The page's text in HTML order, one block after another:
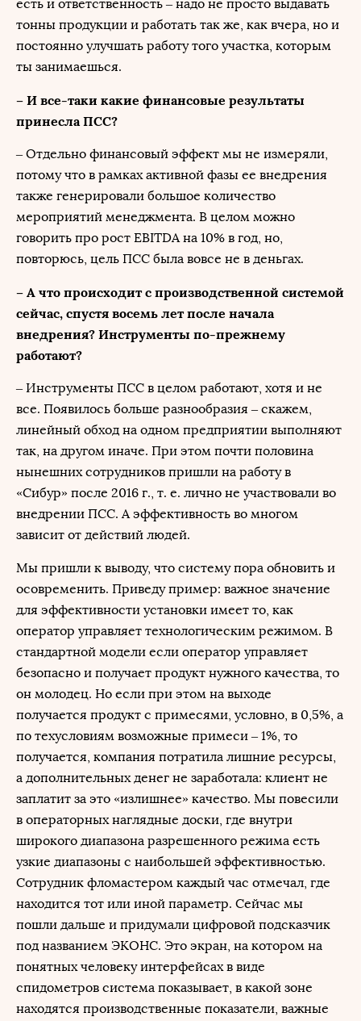
есть и ответственность – надо не просто выдавать
тонны продукции и работать так же, как вчера, но и
постоянно улучшать работу того участка, которым
ты занимаешься.
– И все-таки какие финансовые результаты
принесла ПСС?
– Отдельно финансовый эффект мы не измеряли,
потому что в рамках активной фазы ее внедрения
также генерировали большое количество
мероприятий менеджмента. В целом можно
говорить про рост EBITDA на 10% в год, но,
повторюсь, цель ПСС была вовсе не в деньгах.
– А что происходит с производственной системой
сейчас, спустя восемь лет после начала
внедрения? Инструменты по-прежнему
работают?
– Инструменты ПСС в целом работают, хотя и не
все. Появилось больше разнообразия – скажем,
линейный обход на одном предприятии выполняют
так, на другом иначе. При этом почти половина
нынешних сотрудников пришли на работу в
«Сибур» после 2016 г., т. е. лично не участвовали во
внедрении ПСС. А эффективность во многом
зависит от действий людей.
Мы пришли к выводу, что систему пора обновить и
осовременить. Приведу пример: важное значение
для эффективности установки имеет то, как
оператор управляет технологическим режимом. В
стандартной модели если оператор управляет
безопасно и получает продукт нужного качества, то
он молодец. Но если при этом на выходе
получается продукт с примесями, условно, в 0,5%, а
по техусловиям возможные примеси – 1%, то
получается, компания потратила лишние ресурсы,
а дополнительных денег не заработала: клиент не
заплатит за это «излишнее» качество. Мы повесили
в операторных наглядные доски, где внутри
широкого диапазона разрешенного режима есть
узкие диапазоны с наибольшей эффективностью.
Сотрудник фломастером каждый час отмечал, где
находится тот или иной параметр. Сейчас мы
пошли дальше и придумали цифровой подсказчик
под названием ЭКОНС. Это экран, на котором на
понятных человеку интерфейсах в виде
спидометров система показывает, в какой зоне
находятся производственные показатели, важные